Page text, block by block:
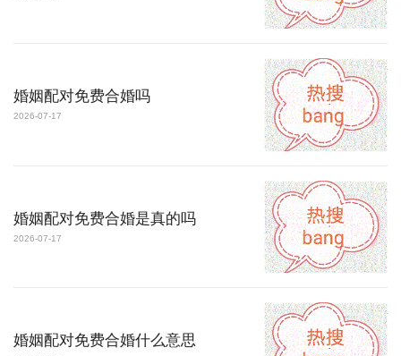
婚姻配对免费合婚吗
2026-07-17
婚姻配对免费合婚是真的吗
2026-07-17
婚姻配对免费合婚什么意思